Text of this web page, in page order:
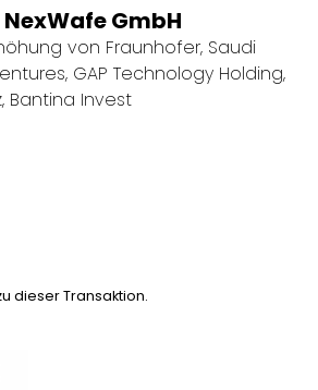
GmbH
von Fraunhofer, Saudi
GAP Technology Holding,
Bantina Invest
dieser Transaktion.